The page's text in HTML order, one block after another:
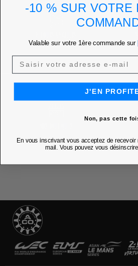
-10 % SUR VOTRE
Valable sur votre 1ère commande sur
J'EN
Non, pas cette
En vous inscrivant vous acceptez de recevoir
mail. Vous pouvez vous